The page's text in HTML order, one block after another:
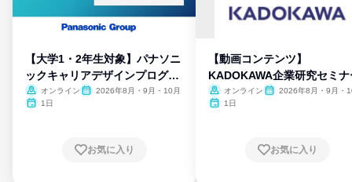
【大学1・2年生対象】パナソニ
ックキャリアデザインプログラ
ム
オンライン
2026年8月・9月・10月
1日
お気に入り
【動画コンテンツ】
KADOKAWA企業研究セミナ
オンライン
2026年8月・9月・
1日
お気に入り